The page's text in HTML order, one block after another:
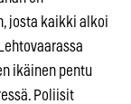
josta kaikki alkoi
ikäinen pentu
Poliisit